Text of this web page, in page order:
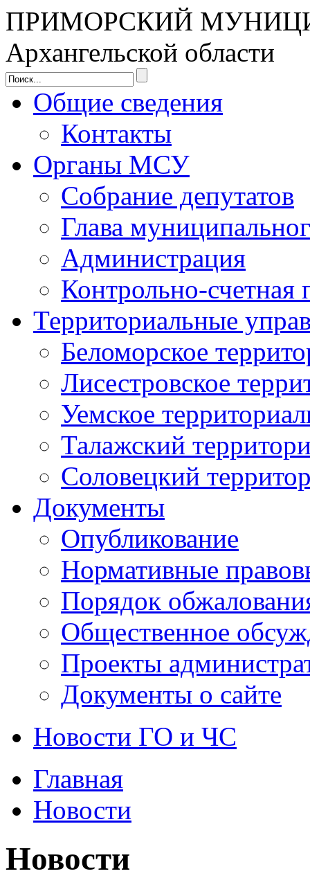
ПРИМОРСКИЙ
Архангельской области
Общие сведения
Контакты
Органы МСУ
Собрание депутатов
Глава
Администрация
Контрольно-счетная
Территориальные
Беломорское
Лисестровское
Уемское
Талажский
Соловецкий
Документы
Опубликование
Нормативные
Порядок
Общественное
Проекты
Документы о сайте
Новости ГО и ЧС
Главная
Новости
Новости